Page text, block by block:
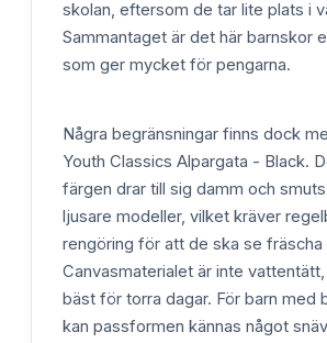
skolan, eftersom de tar lite plats i
Sammantaget är det här barnskor
som ger mycket för pengarna.
Några begränsningar finns dock
Youth Classics Alpargata - Black.
färgen drar till sig damm och
ljusare modeller, vilket kräver
rengöring för att de ska se fräscha
Canvasmaterialet är inte
bäst för torra dagar. För barn med
kan passformen kännas något